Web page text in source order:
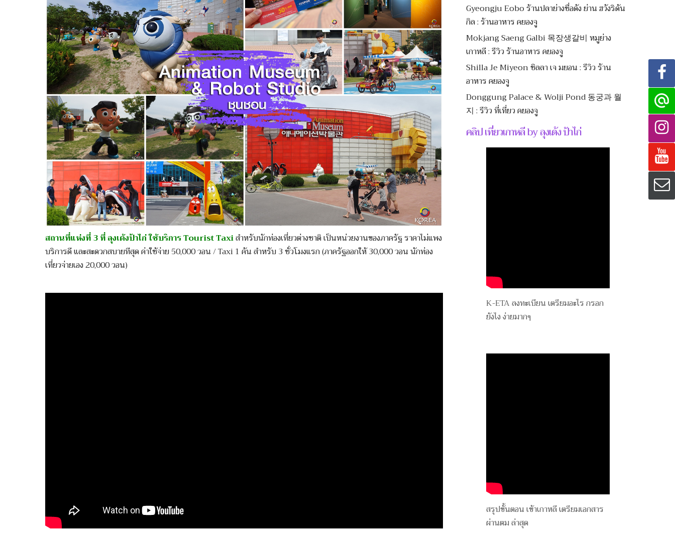
สถานที่แห่งที่ 3 ที่ ลุงเด้งป้าไก่ ใช้บริการ Tourist Taxiสำหรับนักท่องเที่ยวต่างชาติ เป็นหน่วยงานของภาครัฐ ราคาไม่แพง
บริการดี และสะดวกสบายทีสุด ค่าใช้จ่าย 50,000 วอน / Taxi 1 คัน สำหรับ 3 ชั่วโมงแรก (ภาครัฐออกให้ 30,000 วอน นักท่อง
เที่ยวจ่ายเอง 20,000 วอน)
Gyeongju Eobo ร้านปลาย่างชื่อดัง ย่าน ฮวังริดัน
กิล : ร้านอาหาร คยองจู
Mokjang Saeng Galbi 목장생갈비 หมูย่าง
เกาหลี : รีวิว ร้านอาหาร คยองจู
Shilla Je Miyeon ชิลลา เจ มยอน : รีวิว ร้าน
อาหาร คยองจู
Donggung Palace & Wolji Pond 동궁과 월
지 : รีวิว ที่เที่ยว คยองจู
คลิป เที่ยวเกาหลี by ลุงเด้ง ป้าไก่
K-ETA ลงทะเบียน เตรียมอะไร กรอก
ยังไง ง่ายมากๆ
สรุปขั้นตอน เข้าเกาหลี เตรียมเอกสาร
ผ่านตม ล่าสุด